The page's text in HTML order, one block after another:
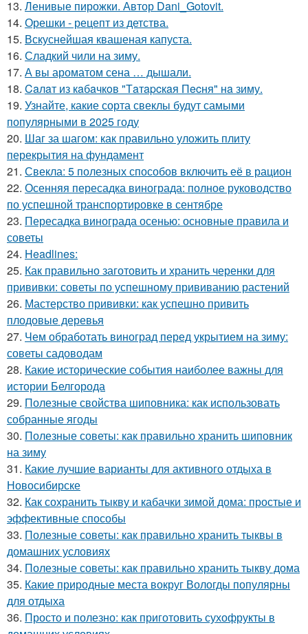
13. Ленивые пирожки. Автор Dani_Gotovit.
14. Орешки - рецепт из детства.
15. Вскуснейшая квашеная капуста.
16. Сладкий чили на зиму.
17. А вы ароматом сена … дышали.
18. Caлaт из кaбaчкoв "Тaтapcкaя Пecня" нa зиму.
19. Узнайте, какие сорта свеклы будут самыми
популярными в 2025 году
20. Шаг за шагом: как правильно уложить плиту
перекрытия на фундамент
21. Свекла: 5 полезных способов включить её в рацион
22. Осенняя пересадка винограда: полное руководство
по успешной транспортировке в сентябре
23. Пересадка винограда осенью: основные правила и
советы
24. Headlines:
25. Как правильно заготовить и хранить черенки для
прививки: советы по успешному прививанию растений
26. Мастерство прививки: как успешно привить
плодовые деревья
27. Чем обработать виноград перед укрытием на зиму:
советы садоводам
28. Какие исторические события наиболее важны для
истории Белгорода
29. Полезные свойства шиповника: как использовать
собранные ягоды
30. Полезные советы: как правильно хранить шиповник
на зиму
31. Какие лучшие варианты для активного отдыха в
Новосибирске
32. Как сохранить тыкву и кабачки зимой дома: простые и
эффективные способы
33. Полезные советы: как правильно хранить тыквы в
домашних условиях
34. Полезные советы: как правильно хранить тыкву дома
35. Какие природные места вокруг Вологды популярны
для отдыха
36. Просто и полезно: как приготовить сухофрукты в